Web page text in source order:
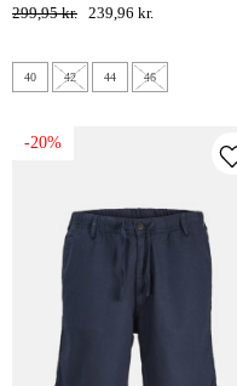
shorts - olive night
299,95 kr. 239,96 kr.
40 42 44 46
-20%